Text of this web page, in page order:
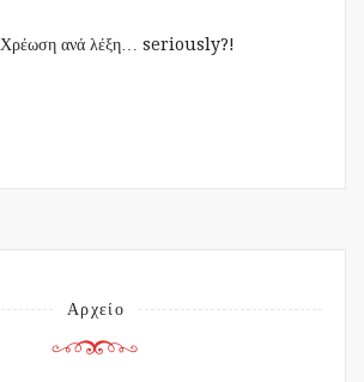
Χρέωση ανά λέξη… seriously?!
Αρχείο